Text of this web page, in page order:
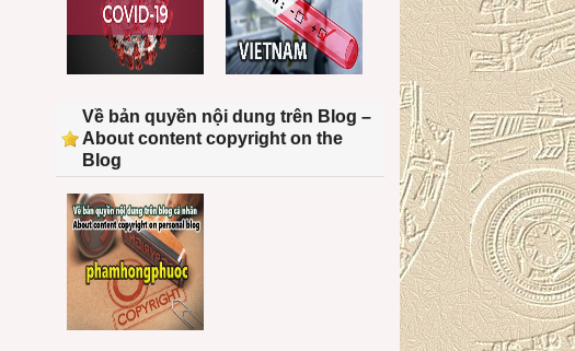
Về bản quyền nội dung trên Blog –
About content copyright on the
Blog